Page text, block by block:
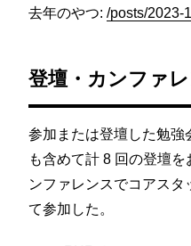
去年のやつ: /posts/2023-
登壇・カンファ
参加または登壇した勉強
も含めて計 8 回の登壇
ンファレンスでコアスタ
て参加した。